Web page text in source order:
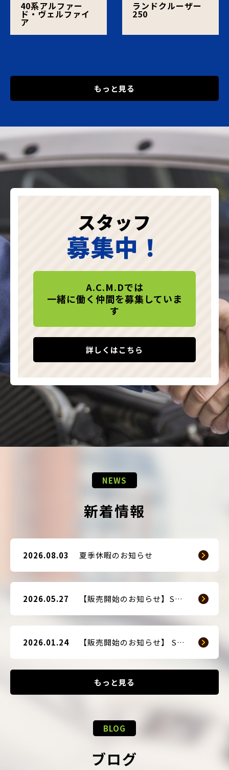
40系アルファー
ド・ヴェルファイ
ア
ランドクルーザー
250
もっと見る
スタッフ
募集中！
A.C.M.Dでは
一緒に働く仲間を募集していま
す
詳しくはこちら
NEWS
新着情報
もっと見る
2026.08.03 夏季休暇のお知らせ
2026.05.27 【販売開始のお知らせ】SMART GUARD 3
2026.01.24 【販売開始のお知らせ】 SMART BLOCKER 2nd-Edition Plus
BLOG
ブログ